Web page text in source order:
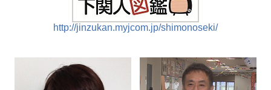
http://jinzukan.myjcom.jp/shimonoseki/